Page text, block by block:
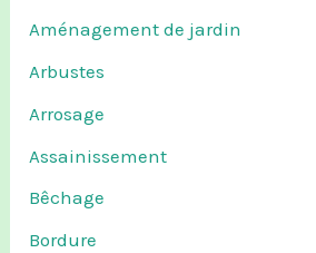
Aménagement de jardin
Arbustes
Arrosage
Assainissement
Bêchage
Bordure